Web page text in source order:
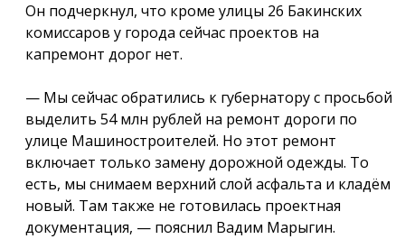
Он подчеркнул, что кроме улицы 26 Бакинских
комиссаров у города сейчас проектов на
капремонт дорог нет.
— Мы сейчас обратились к губернатору с просьбой
выделить 54 млн рублей на ремонт дороги по
улице Машиностроителей. Но этот ремонт
включает только замену дорожной одежды. То
есть, мы снимаем верхний слой асфальта и кладём
новый. Там также не готовилась проектная
документация, — пояснил Вадим Марыгин.